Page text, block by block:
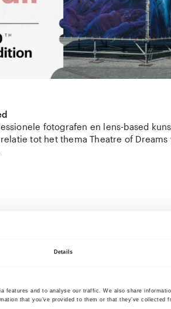
Details
features and to analyse our traffic. We also share
that you’ve provided to them or that they’ve collected
fotografen en lens-based
tot het thema Theatre of Dreams
Arts, Federal University of Brasília /